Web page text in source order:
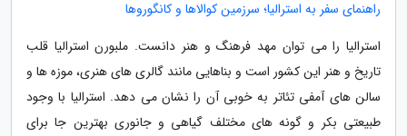
راهنمای سفر به استرالیا؛ سرزمین کوالاها و کانگوروها
استرالیا را می توان مهد فرهنگ و هنر دانست. ملبورن استرالیا قلب
تاریخ و هنر این کشور است و بناهایی مانند گالری های هنری، موزه ها و
سالن های آمفی تئاتر به خوبی آن را نشان می دهد. استرالیا با وجود
طبیعتی بکر و گونه های مختلف گیاهی و جانوری بهترین جا برای